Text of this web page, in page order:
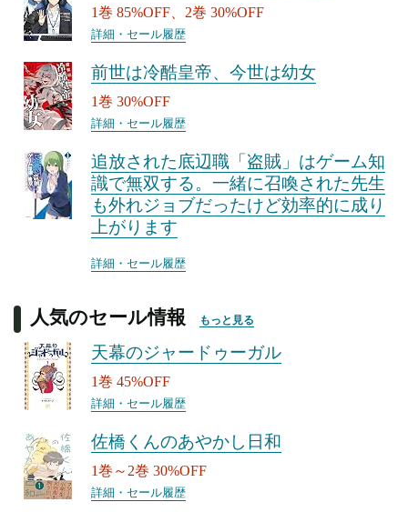
1巻 85%OFF、2巻 30%OFF
詳細・セール履歴
前世は冷酷皇帝、今世は幼女
1巻 30%OFF
詳細・セール履歴
追放された底辺職「盗賊」はゲーム知
識で無双する。一緒に召喚された先生
も外れジョブだったけど効率的に成り
上がります
詳細・セール履歴
人気のセール情報 もっと見る
天幕のジャードゥーガル
1巻 45%OFF
詳細・セール履歴
佐橋くんのあやかし日和
1巻～2巻 30%OFF
詳細・セール履歴